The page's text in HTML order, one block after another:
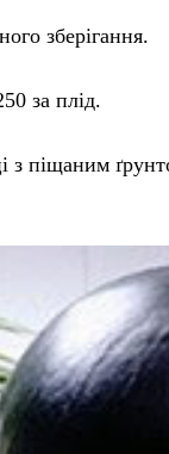
зберігання.
за плід.
з піщаним